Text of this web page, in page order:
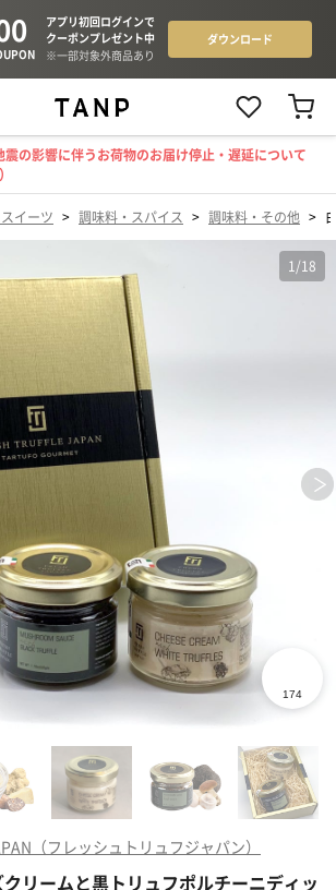
震の影響に伴うお荷物のお届け停止・遅延について
イーツ > 調味料・スパイス > 調味料・その他 >
1 /18
（フレッシュトリュフジャパン）
リームと黒トリュフポルチーニディッ